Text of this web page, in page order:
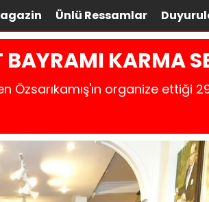
Ünlü Ressamlar
KARMA
Özsarıkamış'ın organize ettiği